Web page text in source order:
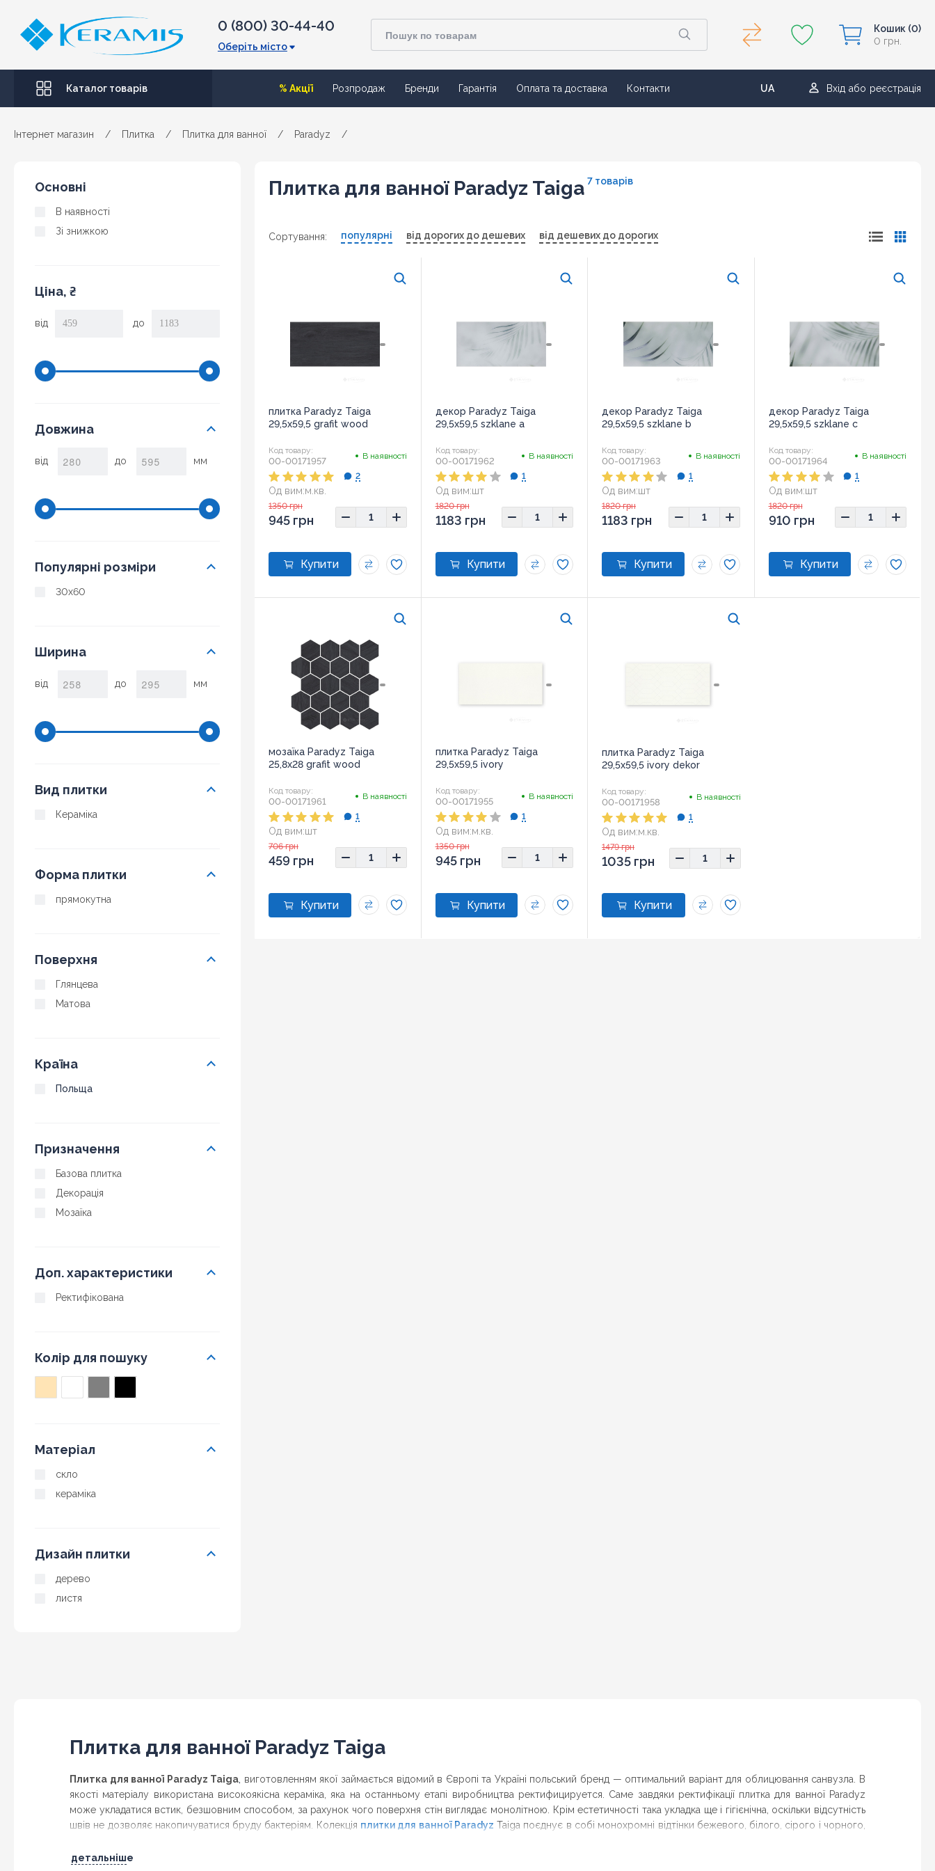
0 (800) 30-44-40
Оберіть місто
Кошик (0)
0 грн.
Каталог товарів % Акції Розпродаж Бренди Гарантія Оплата та доставка Контакти
UA
RU
Вхід або реєстрація
Інтернет магазин / Плитка / Плитка для ванної / Paradyz /
Основні
В наявності
Зі знижкою
Ціна, ₴
від до
Довжина
від до мм
Популярні розміри
30x60
Ширина
від до мм
Вид плитки
Кераміка
Форма плитки
прямокутна
Поверхня
Глянцева
Матова
Країна
Польща
Призначення
Базова плитка
Декорація
Мозаїка
Доп. характеристики
Ректифікована
Колір для пошуку
Матеріал
скло
кераміка
Дизайн плитки
дерево
листя
Плитка для ванної Paradyz Taiga 7 товарів
Сортування: популярні від дорогих до дешевих від дешевих до дорогих
плитка Paradyz Taiga
29,5x59,5 grafit wood
Код товару:
00-00171957 В наявності
Од вим:м.кв.
Розмір:
2
1350 грн
945 грн
декор Paradyz Taiga
29,5x59,5 szklane a
Код товару:
00-00171962 В наявності
Од вим:шт
Розмір:
1
1820 грн
1183 грн
декор Paradyz Taiga
29,5x59,5 szklane b
Код товару:
00-00171963 В наявності
Од вим:шт
Розмір:
1
1820 грн
1183 грн
декор Paradyz Taiga
29,5x59,5 szklane c
Код товару:
00-00171964 В наявності
Од вим:шт
Розмір:
1
1820 грн
910 грн
мозаїка Paradyz Taiga
25,8x28 grafit wood
Код товару:
00-00171961 В наявності
Од вим:шт
Розмір:
1
706 грн
459 грн
плитка Paradyz Taiga
29,5x59,5 ivory
Код товару:
00-00171955 В наявності
Од вим:м.кв.
Розмір:
1
1350 грн
945 грн
плитка Paradyz Taiga
29,5x59,5 ivory dekor
Код товару:
00-00171958 В наявності
Од вим:м.кв.
Розмір:
1
1479 грн
1035 грн
Плитка для ванної Paradyz Taiga
Плитка для ванної Paradyz Taiga, виготовленням якої займається відомий в Європі та Україні польський бренд — оптимальний варіант для облицювання санвузла. В
якості матеріалу використана високоякісна кераміка, яка на останньому етапі виробництва ректифицируется. Саме завдяки ректифікації плитка для ванної Paradyz
може укладатися встик, безшовним способом, за рахунок чого поверхня стін виглядає монолітною. Крім естетичності така укладка ще і гігієнічна, оскільки відсутність
швів не дозволяє накопичуватися бруду бактеріям. Колекція плитки для ванної Paradyz Taiga поєднує в собі монохромні відтінки бежевого, білого, сірого і чорного,
Купуй с доставкой по Україні:
детальніше